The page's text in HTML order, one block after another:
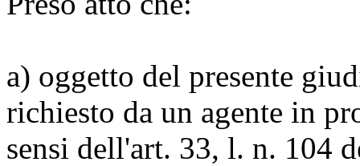
a) oggetto del presente
richiesto da un agente in
sensi dell'art. 33, l. n. 104